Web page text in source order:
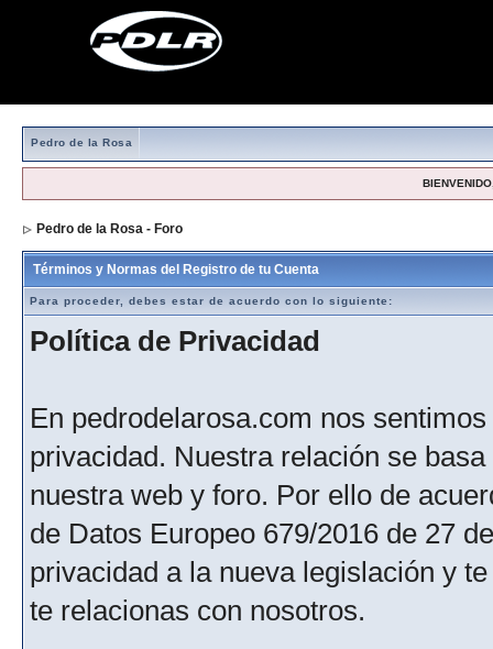
Pedro de la Rosa
Pedro de la Rosa - Foro
Términos y Normas del Registro de tu Cuenta
Para proceder, debes estar de acuerdo con lo siguiente:
Política de Privacidad
En pedrodelarosa.com nos
privacidad. Nuestra relación se
nuestra web y foro. Por ello de
de Datos Europeo 679/2016 de 27
privacidad a la nueva legislación y
te relacionas con nosotros.